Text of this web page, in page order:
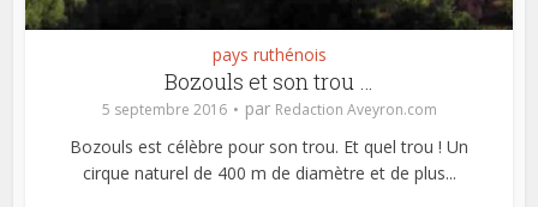
pays ruthénois
Bozouls et son trou …
5 septembre 2016 par Redaction Aveyron.com
Bozouls est célèbre pour son trou. Et quel trou ! Un
cirque naturel de 400 m de diamètre et de plus...